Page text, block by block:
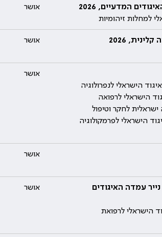
המדעיים, 2026
למחלות זיהומיות
אושר
2026
אושר
הישראלי לנפרולוגיה
הישראלי לרפואה
לחקר וטיפול
הישראלי לפרמקולוגיה
אושר
אושר
עמדה האיגודים
הישראלי לרפואת
אושר